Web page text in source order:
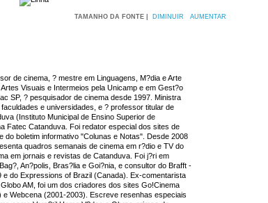
TAMANHO DA FONTE | DIMINUIR AUMENTAR
de cinema, ? mestre em Linguagens, M?dia e Arte
Visuais e Intermeios pela Unicamp e em Gest?o
SP, ? pesquisador de cinema desde 1997. Ministra
e universidades, e ? professor titular de
(Instituto Municipal de Ensino Superior de
Fatec Catanduva. Foi redator especial dos sites de
do boletim informativo "Colunas e Notas". Desde 2008
quadros semanais de cinema em r?dio e TV do
em jornais e revistas de Catanduva. Foi j?ri em
An?polis, Bras?lia e Goi?nia, e consultor do Brafft -
e do Expressions of Brazil (Canada). Ex-comentarista
AM, foi um dos criadores dos sites Go!Cinema
e Webcena (2001-2003). Escreve resenhas especiais